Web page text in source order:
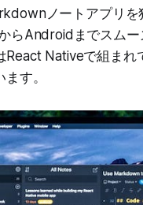
ノートアプリを
らAndroidまでスム
React Nativeで組ま
す。